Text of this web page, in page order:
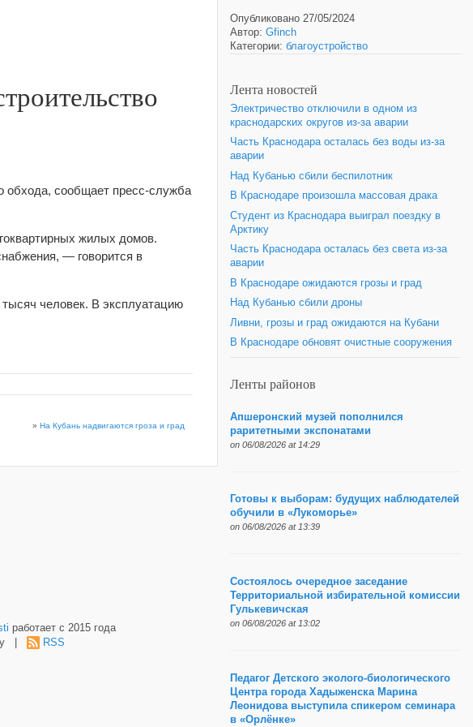
обхода, сообщает пресс-служба
жилых домов.
— говорится в
человек. В эксплуатацию
» На Кубань надвигаются гроза и град
Опубликовано 27/05/2024
Автор: Gfinch
Категории: благоустройство
Лента новостей
Электричество отключили в одном из
краснодарских округов из-за аварии
Часть Краснодара осталась без воды из-за
аварии
Над Кубанью сбили беспилотник
В Краснодаре произошла массовая драка
Студент из Краснодара выиграл поездку в
Арктику
Часть Краснодара осталась без света из-за
аварии
В Краснодаре ожидаются грозы и град
Над Кубанью сбили дроны
Ливни, грозы и град ожидаются на Кубани
В Краснодаре обновят очистные сооружения
Ленты районов
Апшеронский музей пополнился
раритетными экспонатами
on 06/08/2026 at 14:29
Готовы к выборам: будущих наблюдателей
обучили в «Лукоморье»
on 06/08/2026 at 13:39
Состоялось очередное заседание
Территориальной избирательной комиссии
Гулькевичская
on 06/08/2026 at 13:02
Педагог Детского эколого-биологического
Центра города Хадыженска Марина
Леонидова выступила спикером семинара
в «Орлёнке»
работает с 2015 года
| RSS